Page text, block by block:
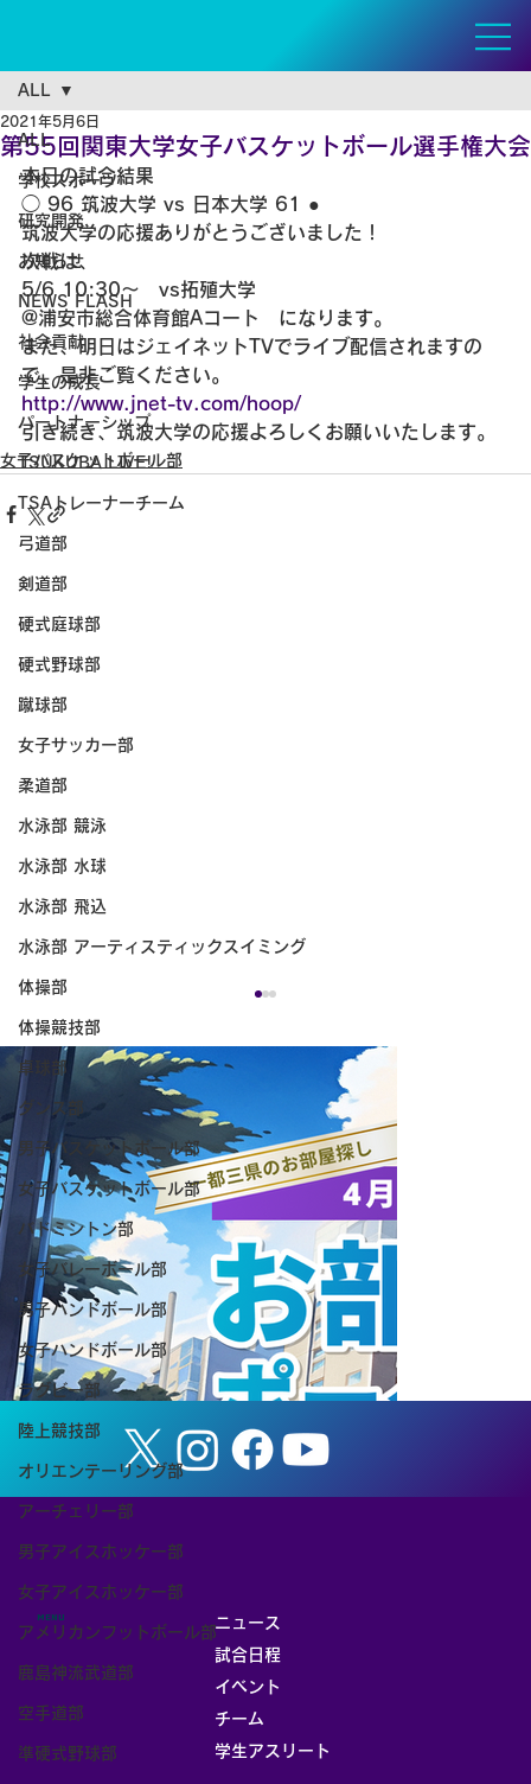
ALL
学校スポーツ
研究開発
お知らせ
NEWS FLASH
社会貢献
学生の成長
パートナーシップ
TSUKUBA LIVE!
TSAトレーナーチーム
弓道部
剣道部
硬式庭球部
硬式野球部
蹴球部
女子サッカー部
柔道部
水泳部 競泳
水泳部 水球
水泳部 飛込
水泳部 アーティスティックスイミング
体操部
体操競技部
卓球部
ダンス部
男子バスケットボール部
女子バスケットボール部
バドミントン部
女子バレーボール部
男子ハンドボール部
女子ハンドボール部
ラグビー部
陸上競技部
オリエンテーリング部
アーチェリー部
男子アイスホッケー部
女子アイスホッケー部
アメリカンフットボール部
鹿島神流武道部
空手道部
準硬式野球部
ALL
第55回関東大学女子バスケットボール選手権大会
2021年5月6日
本日の試合結果
◯ 96 筑波大学 vs 日本大学 61 ●
筑波大学の応援ありがとうございました！
次戦は、
5/6 10:30〜　vs拓殖大学
@浦安市総合体育館Aコート　になります。
また、明日はジェイネットTVでライブ配信されますの
で、是非ご覧ください。
http://www.jnet-tv.com/hoop/
引き続き、筑波大学の応援よろしくお願いいたします。
女子バスケットボール部
【お知らせ】8/8（土） 筑波大学ホーム
ゲーム「TSUKUBA LIVE! Presented by
SMBC」（女子バスケットボール）を開
催します
ニュース
試合日程
イベント
チーム
学生アスリート
MENU